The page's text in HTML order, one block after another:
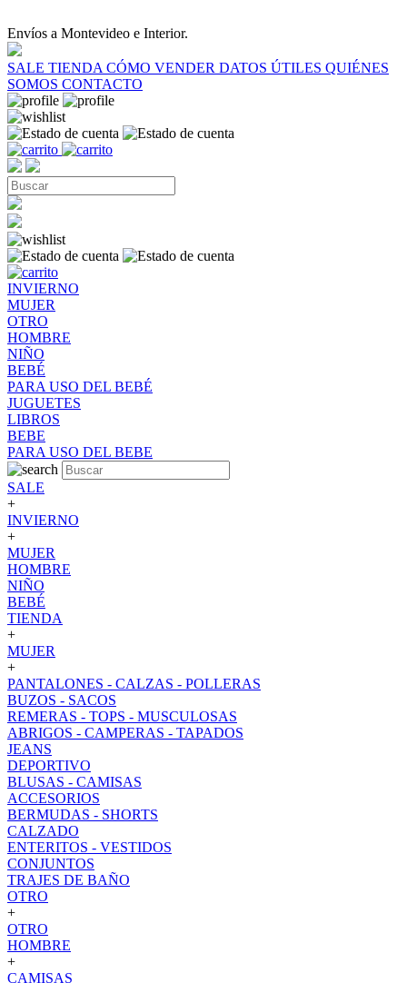
Envíos a Montevideo e Interior.
SALE TIENDA CÓMO VENDER DATOS ÚTILES QUIÉNES
SOMOS CONTACTO
INVIERNO
MUJER
OTRO
HOMBRE
NIÑO
BEBÉ
PARA USO DEL BEBÉ
JUGUETES
LIBROS
BEBE
PARA USO DEL BEBE
SALE
+
INVIERNO
+
MUJER
HOMBRE
NIÑO
BEBÉ
TIENDA
+
MUJER
+
PANTALONES - CALZAS - POLLERAS
BUZOS - SACOS
REMERAS - TOPS - MUSCULOSAS
ABRIGOS - CAMPERAS - TAPADOS
JEANS
DEPORTIVO
BLUSAS - CAMISAS
ACCESORIOS
BERMUDAS - SHORTS
CALZADO
ENTERITOS - VESTIDOS
CONJUNTOS
TRAJES DE BAÑO
OTRO
+
OTRO
HOMBRE
+
CAMISAS